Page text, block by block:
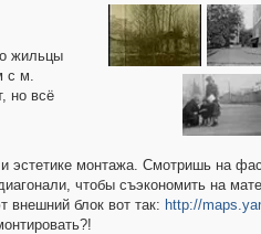
жильцы
с м.
но всё
эстетике монтажа. Смотришь на
чтобы съэкономить на
блок вот так: http://